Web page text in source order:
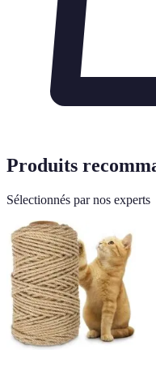
Produits
Sélectionnés par nos experts